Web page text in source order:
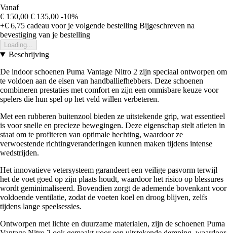
Vanaf
€ 150,00 € 135,00 -10%
+€ 6,75 cadeau voor je volgende bestelling Bijgeschreven na
bevestiging van je bestelling
Loading...
Beschrijving
De indoor schoenen Puma Vantage Nitro 2 zijn speciaal ontworpen om
te voldoen aan de eisen van handballiefhebbers. Deze schoenen
combineren prestaties met comfort en zijn een onmisbare keuze voor
spelers die hun spel op het veld willen verbeteren.
Met een rubberen buitenzool bieden ze uitstekende grip, wat essentieel
is voor snelle en precieze bewegingen. Deze eigenschap stelt atleten in
staat om te profiteren van optimale hechting, waardoor ze
verwoestende richtingveranderingen kunnen maken tijdens intense
wedstrijden.
Het innovatieve vetersysteem garandeert een veilige pasvorm terwijl
het de voet goed op zijn plaats houdt, waardoor het risico op blessures
wordt geminimaliseerd. Bovendien zorgt de ademende bovenkant voor
voldoende ventilatie, zodat de voeten koel en droog blijven, zelfs
tijdens lange speelsessies.
Ontworpen met lichte en duurzame materialen, zijn de schoenen Puma